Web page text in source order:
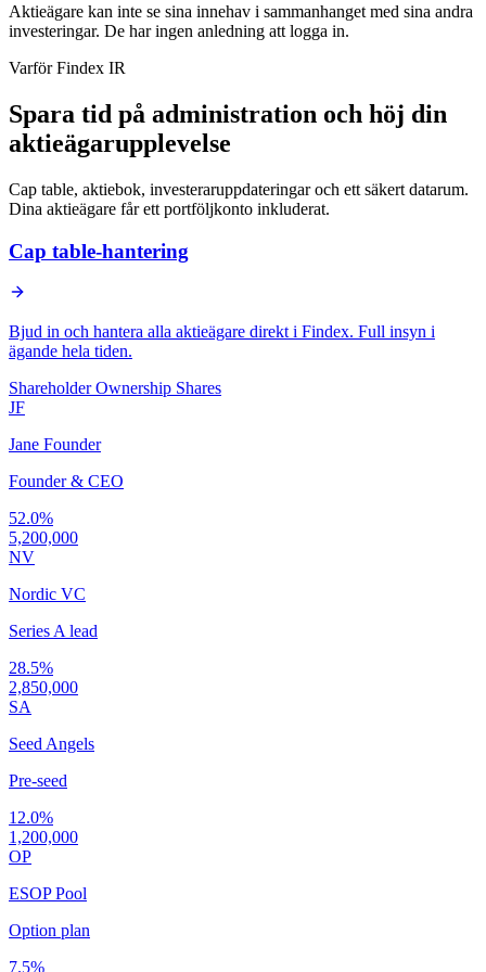
Aktieägare kan inte se sina innehav i sammanhanget med sina andra
investeringar. De har ingen anledning att logga in.
Varför Findex IR
Spara tid på administration och höj din
aktieägarupplevelse
Cap table, aktiebok, investeraruppdateringar och ett säkert datarum.
Dina aktieägare får ett portföljkonto inkluderat.
Cap table-hantering
Bjud in och hantera alla aktieägare direkt i Findex. Full insyn i
ägande hela tiden.
Shareholder Ownership Shares
JF
Jane Founder
Founder & CEO
52.0%
5,200,000
NV
Nordic VC
Series A lead
28.5%
2,850,000
SA
Seed Angels
Pre-seed
12.0%
1,200,000
OP
ESOP Pool
Option plan
7.5%